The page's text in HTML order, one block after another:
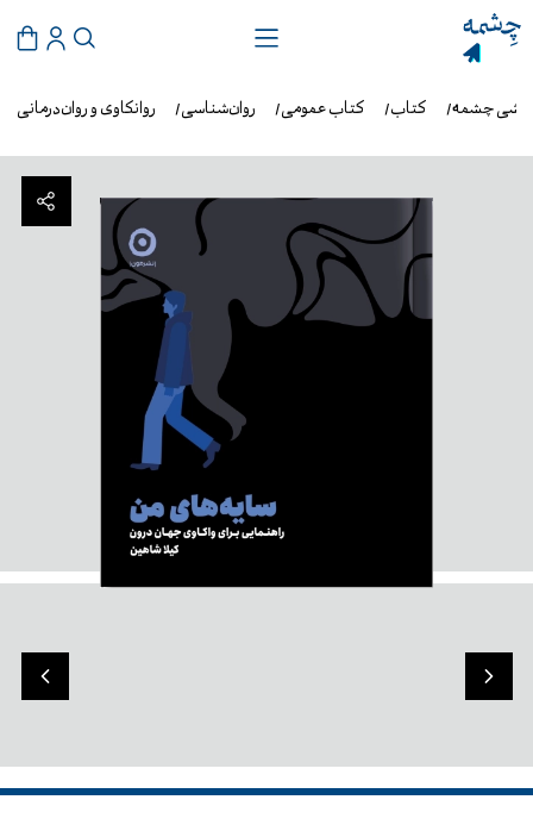
روانکاوی و روان‌درمانی روان‌شناسی کتاب عمومی کتاب چشمه